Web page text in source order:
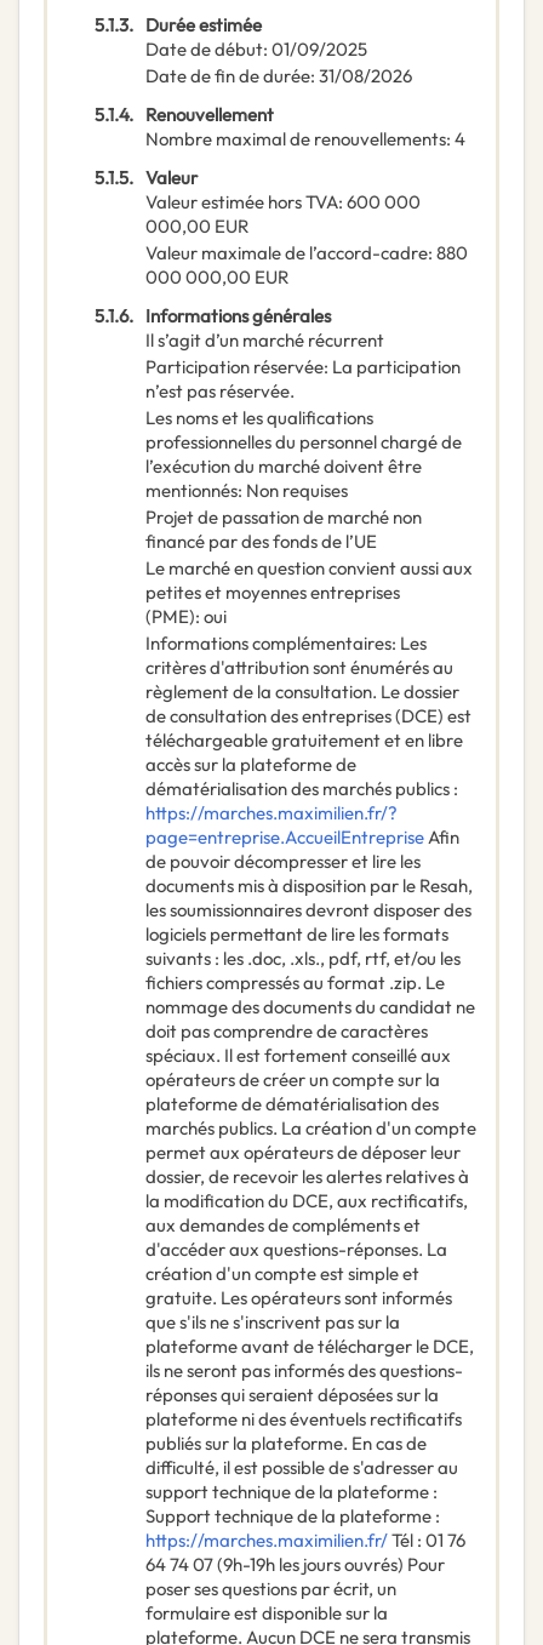
5.1.3. Durée estimée
Date de début: 01/09/2025
Date de fin de durée: 31/08/2026
5.1.4. Renouvellement
Nombre maximal de renouvellements: 4
5.1.5. Valeur
Valeur estimée hors TVA: 600 000
000,00 EUR
Valeur maximale de l’accord-cadre: 880
000 000,00 EUR
5.1.6. Informations générales
Il s’agit d’un marché récurrent
Participation réservée: La participation
n’est pas réservée.
Les noms et les qualifications
professionnelles du personnel chargé de
l’exécution du marché doivent être
mentionnés: Non requises
Projet de passation de marché non
financé par des fonds de l’UE
Le marché en question convient aussi aux
petites et moyennes entreprises
(PME): oui
Informations complémentaires: Les
critères d'attribution sont énumérés au
règlement de la consultation. Le dossier
de consultation des entreprises (DCE) est
téléchargeable gratuitement et en libre
accès sur la plateforme de
dématérialisation des marchés publics :
https://marches.maximilien.fr/?
page=entreprise.AccueilEntrepriseAfin
de pouvoir décompresser et lire les
documents mis à disposition par le Resah,
les soumissionnaires devront disposer des
logiciels permettant de lire les formats
suivants : les .doc, .xls., pdf, rtf, et/ou les
fichiers compressés au format .zip. Le
nommage des documents du candidat ne
doit pas comprendre de caractères
spéciaux. Il est fortement conseillé aux
opérateurs de créer un compte sur la
plateforme de dématérialisation des
marchés publics. La création d'un compte
permet aux opérateurs de déposer leur
dossier, de recevoir les alertes relatives à
la modification du DCE, aux rectificatifs,
aux demandes de compléments et
d'accéder aux questions-réponses. La
création d'un compte est simple et
gratuite. Les opérateurs sont informés
que s'ils ne s'inscrivent pas sur la
plateforme avant de télécharger le DCE,
ils ne seront pas informés des questions-
réponses qui seraient déposées sur la
plateforme ni des éventuels rectificatifs
publiés sur la plateforme. En cas de
difficulté, il est possible de s'adresser au
support technique de la plateforme :
Support technique de la plateforme :
https://marches.maximilien.fr/Tél : 01 76
64 74 07 (9h-19h les jours ouvrés) Pour
poser ses questions par écrit, un
formulaire est disponible sur la
plateforme. Aucun DCE ne sera transmis